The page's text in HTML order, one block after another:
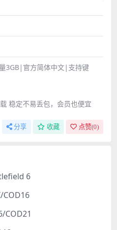
3GB|官方简体中文|支持键
稳定不易丢包，会员也便宜
分享 收藏 点赞(0)
6
COD16
COD21